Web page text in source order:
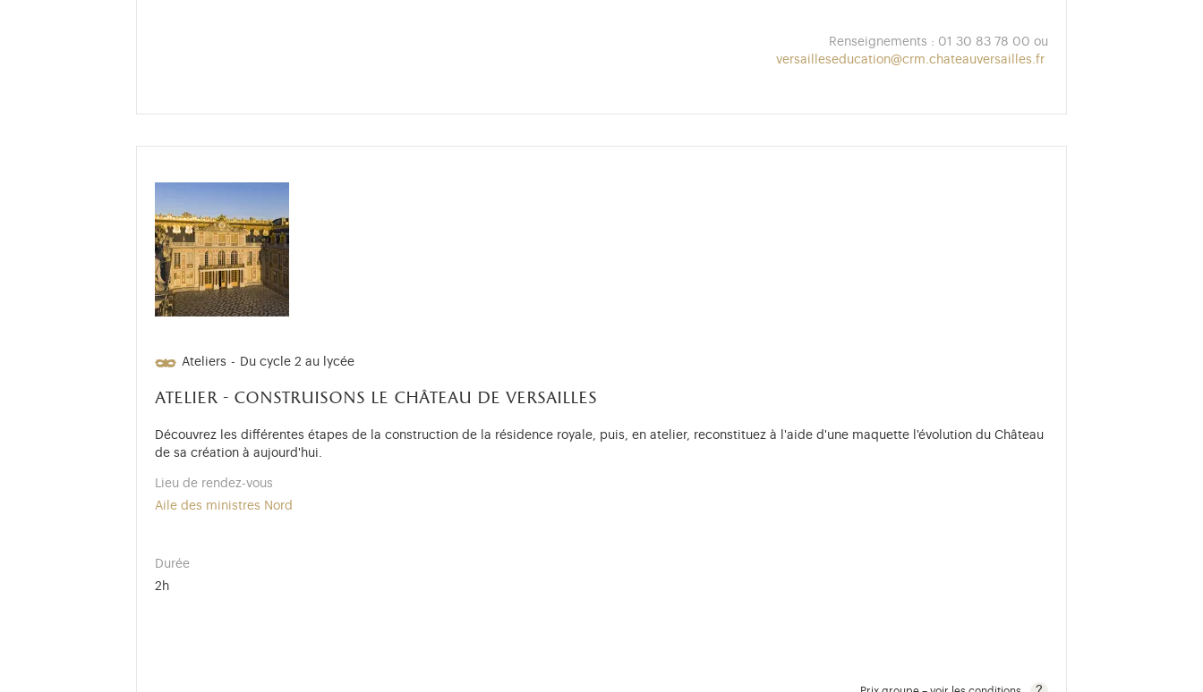
Renseignements : 01 30 83 78 00 ou
versailleseducation@crm.chateauversailles.fr
Ateliers - Du cycle 2 au lycée
atelier - construisons le château de versailles
Découvrez les différentes étapes de la construction de la résidence royale, puis, en atelier, reconstituez à l'aide d'une maquette l'évolution du Château
de sa création à aujourd'hui.
Lieu de rendez-vous
Aile des ministres Nord
Durée
2h